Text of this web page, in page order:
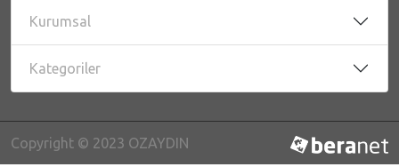
Kurumsal
Kategoriler
Copyright © 2023 OZAYDIN